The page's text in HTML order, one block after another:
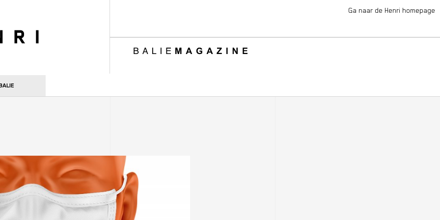
Ga naar de Henri homepage